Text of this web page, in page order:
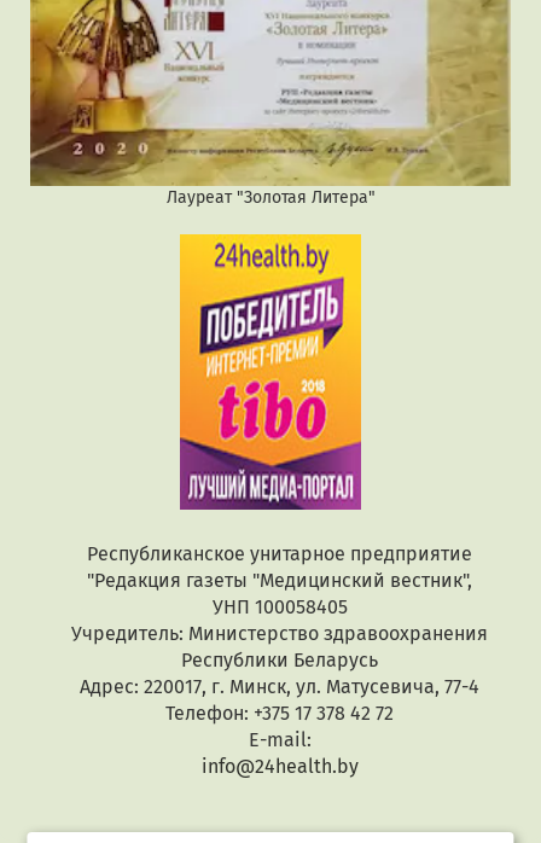
Лауреат "Золотая Литера"
Республиканское унитарное предприятие
"Редакция газеты "Медицинский вестник",
УНП 100058405
Учредитель: Министерство здравоохранения
Республики Беларусь
Адрес: 220017, г. Минск, ул. Матусевича, 77-4
Телефон: +375 17 378 42 72
E-mail:
info@24health.by